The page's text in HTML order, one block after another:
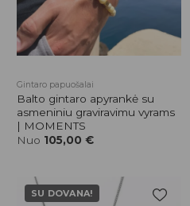
Gintaro papuošalai
Balto gintaro apyrankė su
asmeniniu graviravimu vyrams
| MOMENTS
Nuo 105,00 €
SU DOVANA!